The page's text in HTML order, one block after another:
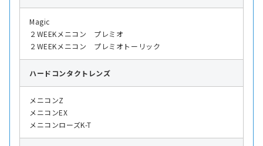
Magic
２WEEKメニコン プレミオ
２WEEKメニコン プレミオトーリック
ハード コンタクトレンズ
メニコンZ
メニコンEX
メニコンローズK-T